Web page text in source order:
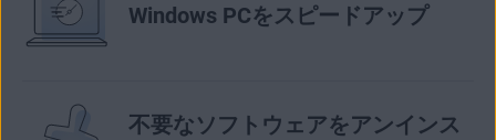
Windows PCをスピードアップ
不要なソフトウェアをアンインス